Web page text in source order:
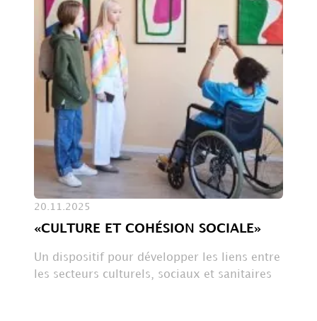
20.11.2025
«CULTURE ET COHÉSION SOCIALE»
Un dispositif pour développer les liens entre
les secteurs culturels, sociaux et sanitaires